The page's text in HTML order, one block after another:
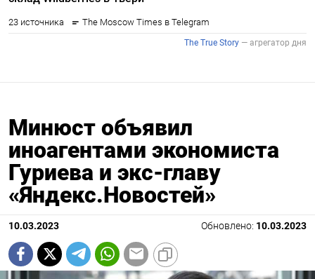
Минюст объявил
иноагентами экономиста
Гуриева и экс-главу
«Яндекс.Новостей»
10.03.2023 Обновлено: 10.03.2023